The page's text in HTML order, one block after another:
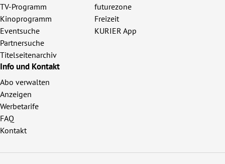
TV-Programm
Kinoprogramm
Eventsuche
Partnersuche
Titelseitenarchiv
futurezone
Freizeit
KURIER App
Info und Kontakt
Abo verwalten
Anzeigen
Werbetarife
FAQ
Kontakt